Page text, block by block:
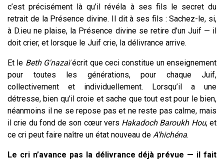
c’est précisément là qu’il révéla à ses fils le secret du
retrait de la Présence divine. Il dit à ses fils : Sachez-le, si,
à D.ieu ne plaise, la Présence divine se retire d’un Juif — il
doit crier, et lorsque le Juif crie, la délivrance arrive.
Et le Beth G'nazaïécrit que ceci constitue un enseignement
pour toutes les générations, pour chaque Juif,
collectivement et individuellement. Lorsqu’il a une
détresse, bien qu’il croie et sache que tout est pour le bien,
néanmoins il ne se repose pas et ne reste pas calme, mais
il crie du fond de son cœur vers Hakadoch Baroukh Hou, et
ce cri peut faire naître un état nouveau de A’hichéna.
Le cri n’avance pas la délivrance déjà prévue — il fait